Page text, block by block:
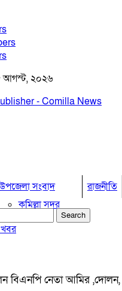
আগস্ট, ২০২৬
- Comilla News
উপজেলা সংবাদ
কুমিল্লা সদর
কুমিল্লা সদর দক্ষিণ
চৌদ্দগ্রাম
নাঙ্গলকোট
রাজনীতি
বিএনপি নেতা আমির ,দোলন,